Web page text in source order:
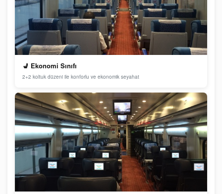
💺 Ekonomi Sınıfı
2+2 koltuk düzeni ile konforlu ve ekonomik seyahat